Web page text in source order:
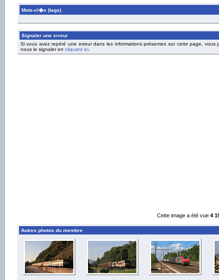
Mots-cl�s (tags)
Signaler une erreur
Si vous avez repéré une erreur dans les informations présentes sur cette page, vous
nous le signaler en cliquant ici.
Cette image a été vue 4
Autres photos du membre